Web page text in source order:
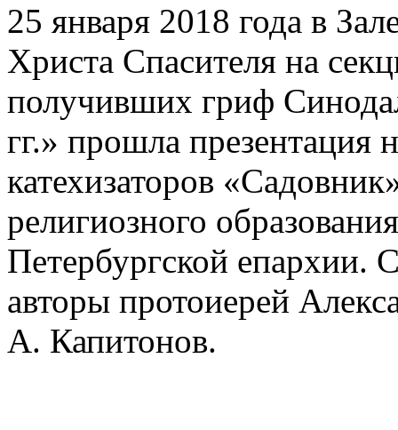
25 января 2018 года в
Христа Спасителя на
получивших гриф
гг.» прошла презентация
катехизаторов
религиозного
Петербургской епархии.
авторы протоиерей
А. Капитонов.